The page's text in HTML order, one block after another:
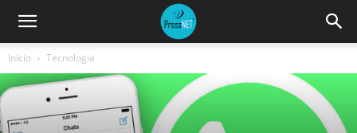
Início Tecnologia